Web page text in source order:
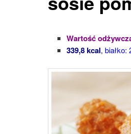
Wartość
339,8 kcal, białko: